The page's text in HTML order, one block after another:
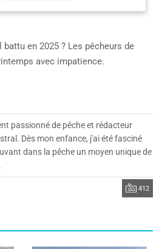
en 2025 ? Les pêcheurs de
avec impatience.
passionné de pêche et rédacteur
Dès mon enfance, j'ai été fasciné
dans la pêche un moyen unique de
412